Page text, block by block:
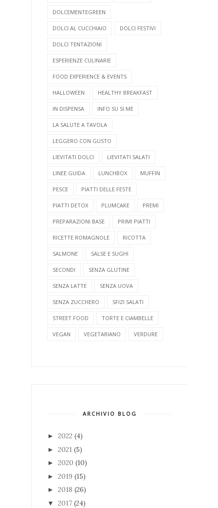
DOLCEMENTEGREEN
DOLCI AL CUCCHIAIO DOLCI FESTIVI
DOLCI TENTAZIONI
ESPERIENZE CULINARIE
FOOD EXPERIENCE & EVENTS
HALLOWEEN HEALTHY BREAKFAST
IN DISPENSA INFO SU SI ME
LA SALUTE A TAVOLA
LEGGERO CON GUSTO
LIEVITATI DOLCI LIEVITATI SALATI
LINEE GUIDA LUNCHBOX MUFFIN
PESCE PIATTI DELLE FESTE
PIATTI DETOX PLUMCAKE PREMI
PREPARAZIONI BASE PRIMI PIATTI
RICETTE ROMAGNOLE RICOTTA
SALMONE SALSE E SUGHI
SECONDI SENZA GLUTINE
SENZA LATTE SENZA UOVA
SENZA ZUCCHERO SFIZI SALATI
STREET FOOD TORTE E CIAMBELLE
VEGAN VEGETARIANO VERDURE
ARCHIVIO BLOG
► 2022 (4)
► 2021 (5)
► 2020 (10)
► 2019 (15)
► 2018 (26)
▼ 2017 (24)